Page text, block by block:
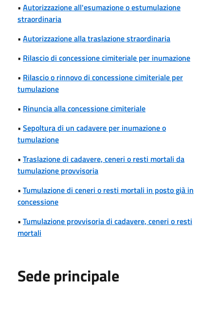
• Autorizzazione all'esumazione o estumulazione
straordinaria
• Autorizzazione alla traslazione straordinaria
• Rilascio di concessione cimiteriale per inumazione
• Rilascio o rinnovo di concessione cimiteriale per
tumulazione
• Rinuncia alla concessione cimiteriale
• Sepoltura di un cadavere per inumazione o
tumulazione
• Traslazione di cadavere, ceneri o resti mortali da
tumulazione provvisoria
• Tumulazione di ceneri o resti mortali in posto già in
concessione
• Tumulazione provvisoria di cadavere, ceneri o resti
mortali
Sede principale